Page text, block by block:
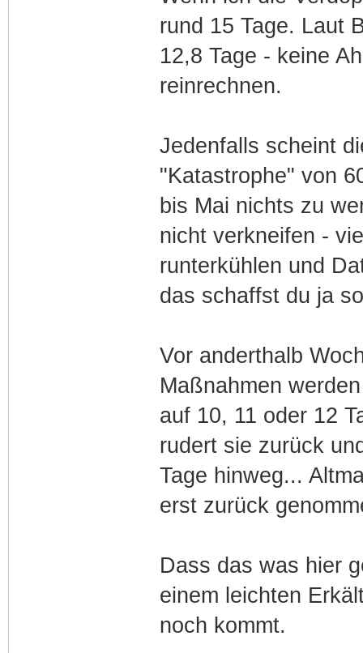
rund 15 Tage. Laut
12,8 Tage - keine
reinrechnen.
Jedenfalls scheint
"Katastrophe" von
bis Mai nichts zu
nicht verkneifen -
runterkühlen und
das schaffst du ja
Vor anderthalb
Maßnahmen
auf 10, 11 oder 12
rudert sie zurück
Tage hinweg...
erst zurück
Dass das was hier
einem leichten
noch kommt.